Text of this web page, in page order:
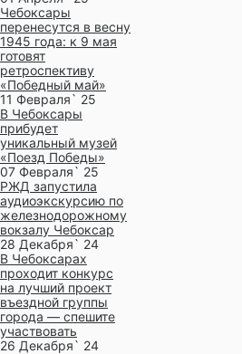
Чебоксары
перенесутся в весну
1945 года: к 9 мая
готовят
ретроспективу
«Победный май»
11 Февраля` 25
В Чебоксары
прибудет
уникальный музей
«Поезд Победы»
07 Февраля` 25
РЖД запустила
аудиоэкскурсию по
железнодорожному
вокзалу Чебоксар
28 Декабря` 24
В Чебоксарах
проходит конкурс
на лучший проект
въездной группы
города — спешите
участвовать
26 Декабря` 24